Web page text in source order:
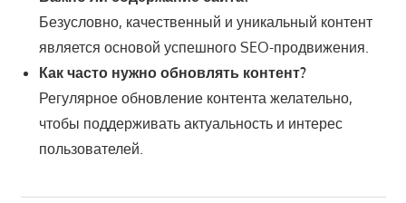
Безусловно, качественный и уникальный контент
является основой успешного SEO-продвижения.
Как часто нужно обновлять контент?
Регулярное обновление контента желательно,
чтобы поддерживать актуальность и интерес
пользователей.